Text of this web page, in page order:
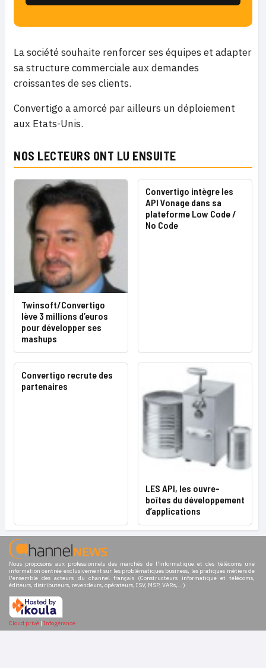
La société souhaite renforcer ses équipes et adapter
sa structure commerciale aux demandes
croissantes de ses clients.
Convertigo a amorcé par ailleurs un déploiement
aux Etats-Unis.
NOS LECTEURS ONT LU ENSUITE
Twinsoft/Convertigo
lève 3 millions d’euros
pour développer ses
mashups
Convertigo intègre les
API Vonage dans sa
plateforme Low Code /
No Code
Convertigo recrute des
partenaires
LES API, les ouvre-
boîtes du développement
d’applications
Nous proposons aux professionnels des marchés de l'informatique et des télécoms une
information centrée exclusivement sur les problématiques business, les pratiques métiers de
l'ensemble des acteurs du channel français (Constructeurs informatique et télécoms,
éditeurs, distributeurs, revendeurs, opérateurs, ISV, MSP, VARs,...)
Cloud privé | Infogérance